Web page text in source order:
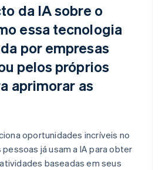
da IA sobre o
essa tecnologia
por empresas
pelos próprios
aprimorar as
oportunidades incríveis no
já usam a IA para obter
baseadas em seus